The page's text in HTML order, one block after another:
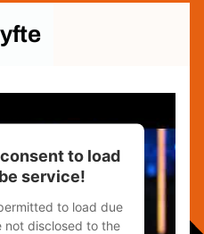
to load
service!
to load due
disclosed to the